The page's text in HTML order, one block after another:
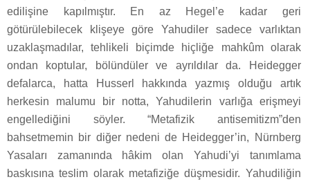
edilişine kapılmıştır. En az Hegel’e kadar geri
götürülebilecek klişeye göre Yahudiler sadece varlıktan
uzaklaşmadılar, tehlikeli biçimde hiçliğe mahkûm olarak
ondan koptular, bölündüler ve ayrıldılar da. Heidegger
defalarca, hatta Husserl hakkında yazmış olduğu artık
herkesin malumu bir notta, Yahudilerin varlığa erişmeyi
engellediğini söyler. “Metafizik antisemitizm”den
bahsetmemin bir diğer nedeni de Heidegger’in, Nürnberg
Yasaları zamanında hâkim olan Yahudi’yi tanımlama
baskısına teslim olarak metafiziğe düşmesidir. Yahudiliğin